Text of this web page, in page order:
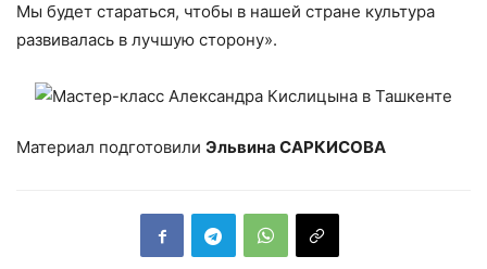
Мы будет стараться, чтобы в нашей стране культура
развивалась в лучшую сторону».
Материал подготовили Эльвина САРКИСОВА